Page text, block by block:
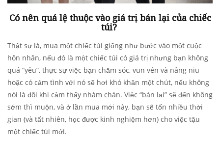
Có nên quá lệ thuộc vào giá trị bán lại của chiếc
túi?
Thật sự là, mua một chiếc túi giống như bước vào một cuộc
hôn nhân, nếu đó là một chiếc túi có giá trị nhưng bạn không
quá “yêu”, thực sự việc bạn chăm sóc, vun vén và nâng niu
hoặc có cảm tình với nó sẽ hơi khó khăn một chút, nếu không
nói là đôi khi cảm thấy nhàm chán. Việc “bán lại” sẽ đến không
sớm thì muộn, và ở lần mua mới này, bạn sẽ tốn nhiều thời
gian (và tất nhiên, học được kinh nghiệm hơn) cho việc tậu
một chiếc túi mới.